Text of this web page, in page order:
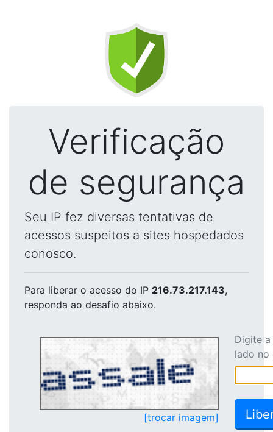
Verificação
de segurança
Seu IP fez diversas tentativas de
acessos suspeitos a sites hospedados
conosco.
Para liberar o acesso do IP 216.73.217.143,
responda ao desafio abaixo.
[trocar imagem]
Digite
lado no